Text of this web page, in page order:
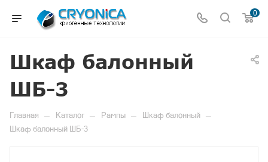
0
Шкаф балонный
ШБ-3
Главная — Каталог — Рампы — Шкаф балонный —
Шкаф балонный ШБ-3